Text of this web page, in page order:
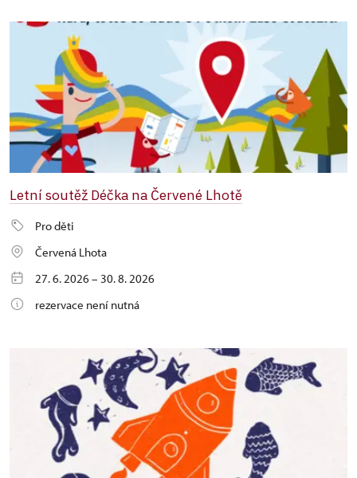
Letní soutěž Déčka na Červené Lhotě
Pro děti
Červená Lhota
27. 6. 2026 – 30. 8. 2026
rezervace není nutná